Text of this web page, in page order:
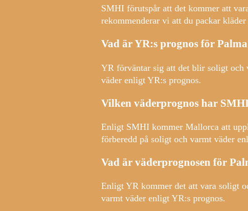
SMHI förutspår att det kommer att
rekommenderar vi att du packar
Vad är YR:s prognos för
YR förväntar sig att det blir soligt och
väder enligt YR:s prognos.
Vilken väderprognos har
Enligt SMHI kommer Mallorca att
förberedd på soligt och varmt väder
Vad är väderprognosen för
Enligt YR kommer det att vara soligt
varmt väder enligt YR:s prognos.